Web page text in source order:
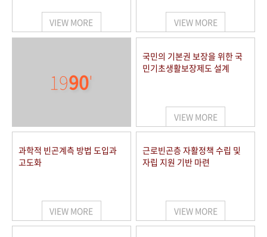
VIEW MORE VIEW MORE
1990'
국민의 기본권 보장을 위한 국
민기초생활보장제도 설계
VIEW MORE
과학적 빈곤계측 방법 도입과
고도화
VIEW MORE
근로빈곤층 자활정책 수립 및
자립 지원 기반 마련
VIEW MORE